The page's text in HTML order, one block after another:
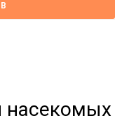
насекомых